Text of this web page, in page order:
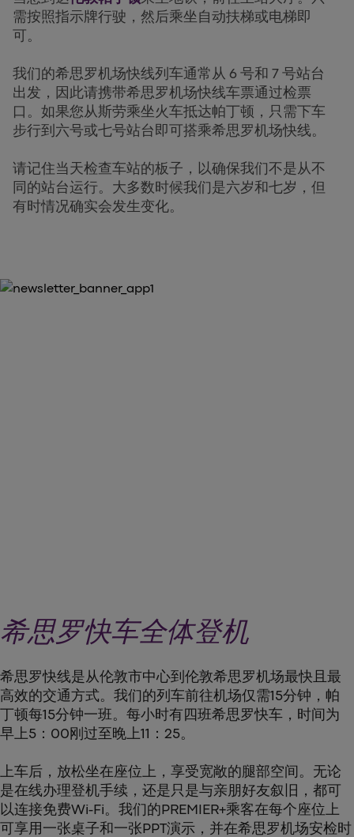
需按照指示牌行驶，然后乘坐自动扶梯或电梯即
可。
我们的希思罗机场快线列车通常从 6 号和 7 号站台
出发，因此请携带希思罗机场快线车票通过检票
口。如果您从斯劳乘坐火车抵达帕丁顿，只需下车
步行到六号或七号站台即可搭乘希思罗机场快线。
请记住当天检查车站的板子，以确保我们不是从不
同的站台运行。大多数时候我们是六岁和七岁，但
有时情况确实会发生变化。
希思罗快车全体登机
希思罗快线是从伦敦市中心到伦敦希思罗机场最快且最
高效的交通方式。我们的列车前往机场仅需15分钟，帕
丁顿每15分钟一班。每小时有四班希思罗快车，时间为
早上5：00刚过至晚上11：25。
上车后，放松坐在座位上，享受宽敞的腿部空间。无论
是在线办理登机手续，还是只是与亲朋好友叙旧，都可
以连接免费Wi-Fi。我们的PREMIER+乘客在每个座位上
可享用一张桌子和一张PPT演示，并在希思罗机场安检时